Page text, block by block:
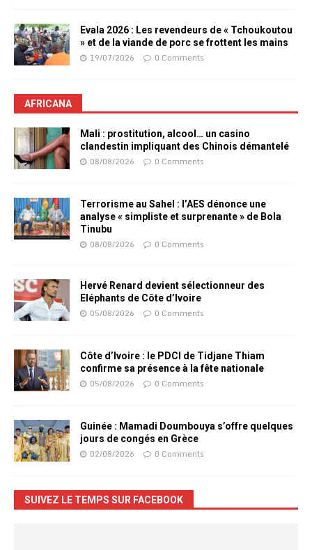
Evala 2026 : Les revendeurs de « Tchoukoutou
» et de la viande de porc se frottent les mains
19/07/2026 0 Comments
AFRICANA
Mali : prostitution, alcool… un casino
clandestin impliquant des Chinois démantelé
08/08/2026 0 Comments
Terrorisme au Sahel : l’AES dénonce une
analyse « simpliste et surprenante » de Bola
Tinubu
08/08/2026 0 Comments
Hervé Renard devient sélectionneur des
Eléphants de Côte d’Ivoire
05/08/2026 0 Comments
Côte d’Ivoire : le PDCI de Tidjane Thiam
confirme sa présence à la fête nationale
05/08/2026 0 Comments
Guinée : Mamadi Doumbouya s’offre quelques
jours de congés en Grèce
02/08/2026 0 Comments
SUIVEZ LE TEMPS SUR FACEBOOK